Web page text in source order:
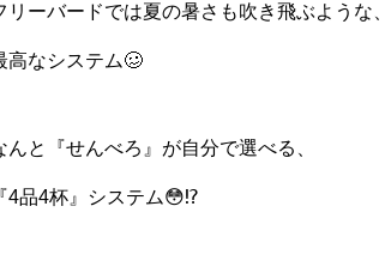
リーバードでは夏の暑さも吹き飛ぶような、
高なシステム🥴
んと『せんべろ』が自分で選べる、
『4品4杯』システム😳⁉️